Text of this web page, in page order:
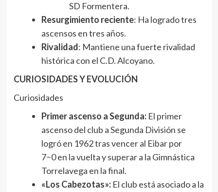
SD Formentera.
Resurgimiento reciente: Ha logrado tres
ascensos en tres años.
Rivalidad: Mantiene una fuerte rivalidad
histórica con el C.D. Alcoyano.
CURIOSIDADES Y EVOLUCIÓN
Curiosidades
Primer ascenso a Segunda:El primer
ascenso del club a Segunda División se
logró en 1962 tras vencer al Eibar por
7−0 en la vuelta y superar a la Gimnástica
Torrelavega en la final.
«Los Cabezotas»:El club está asociado a la